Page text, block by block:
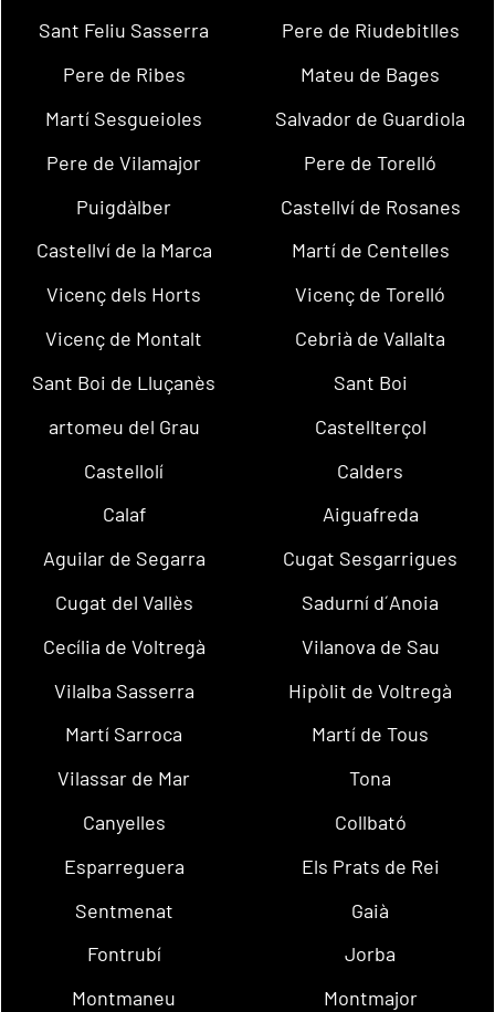
Sant Feliu Sasserra
Pere de Riudebitlles
Pere de Ribes
Mateu de Bages
Martí Sesgueioles
Salvador de Guardiola
Pere de Vilamajor
Pere de Torelló
Puigdàlber
Castellví de Rosanes
Castellví de la Marca
Martí de Centelles
Vicenç dels Horts
Vicenç de Torelló
Vicenç de Montalt
Cebrià de Vallalta
Sant Boi de Lluçanès
Sant Boi
artomeu del Grau
Castellterçol
Castellolí
Calders
Calaf
Aiguafreda
Aguilar de Segarra
Cugat Sesgarrigues
Cugat del Vallès
Sadurní d´Anoia
Cecília de Voltregà
Vilanova de Sau
Vilalba Sasserra
Hipòlit de Voltregà
Martí Sarroca
Martí de Tous
Vilassar de Mar
Tona
Canyelles
Collbató
Esparreguera
Els Prats de Rei
Sentmenat
Gaià
Fontrubí
Jorba
Montmaneu
Montmajor